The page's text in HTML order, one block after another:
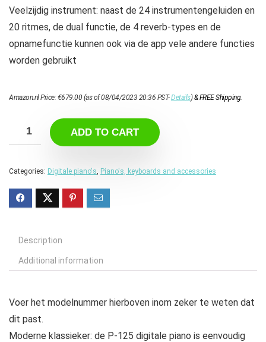
Veelzijdig instrument: naast de 24 instrumentengeluiden en
20 ritmes, de dual functie, de 4 reverb-types en de
opnamefunctie kunnen ook via de app vele andere functies
worden gebruikt
Amazon.nl Price:€679.00(as of 08/04/2023 20:36 PST-Details)&FREE Shipping.
ADD TO CART
Categories: Digitale piano's, Piano's, keyboards and accessories
Description
Additional information
Voer het modelnummer hierboven inom zeker te weten dat
dit past.
Moderne klassieker: de P-125 digitale piano is eenvoudig